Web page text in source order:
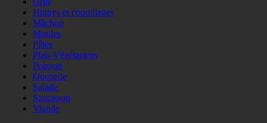
Huitres et coquillages
Mâchon
Moules
Pâtes
Plats Végétariens
Poisson
Quenelle
Salade
Saucisson
Viande